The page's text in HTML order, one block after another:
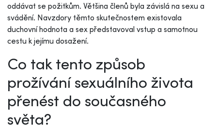
oddávat se požitkům. Většina členů byla závislá na sexu a
svádění. Navzdory těmto skutečnostem existovala
duchovní hodnota a sex představoval vstup a samotnou
cestu k jejímu dosažení.
Co tak tento způsob
prožívání sexuálního života
přenést do současného
světa?